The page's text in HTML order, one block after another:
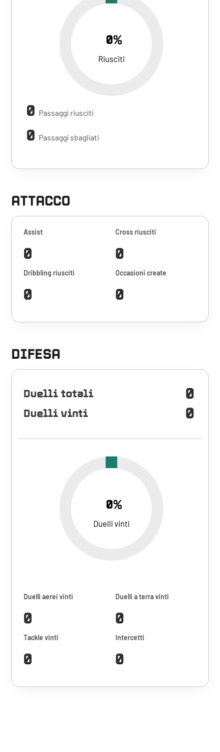
0%
Riusciti
0 Passaggi riusciti
0 Passaggi sbagliati
ATTACCO
Assist
0
Cross riusciti
0
Dribbling riusciti
0
Occasioni create
0
DIFESA
Duelli totali 0
Duelli vinti 0
0%
Duelli vinti
Duelli aerei vinti
0
Duelli a terra vinti
0
Tackle vinti
0
Intercetti
0